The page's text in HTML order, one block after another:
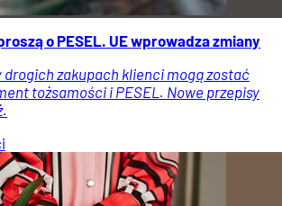
o PESEL. UE wprowadza zmiany
drogich zakupach klienci mogą zostać
tożsamości i PESEL. Nowe przepisy